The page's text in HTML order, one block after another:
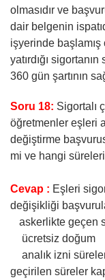
olmasıdır ve
dair belgenin
işyerinde
yatırdığı
360 gün şartının
Soru 18: Sigortalı
öğretmenler eşleri
değiştirme
mi ve hangi
Cevap : Eşleri
değişikliği
askerlikte geçen
ücretsiz doğum
analık izni
geçirilen süreler